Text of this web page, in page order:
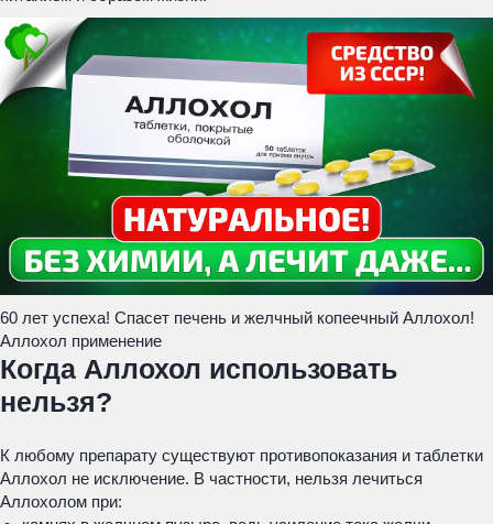
60 лет успеха! Спасет печень и желчный копеечный Аллохол!
Аллохол применение
Когда Аллохол использовать
нельзя?
К любому препарату существуют противопоказания и таблетки
Аллохол не исключение. В частности, нельзя лечиться
Аллохолом при: